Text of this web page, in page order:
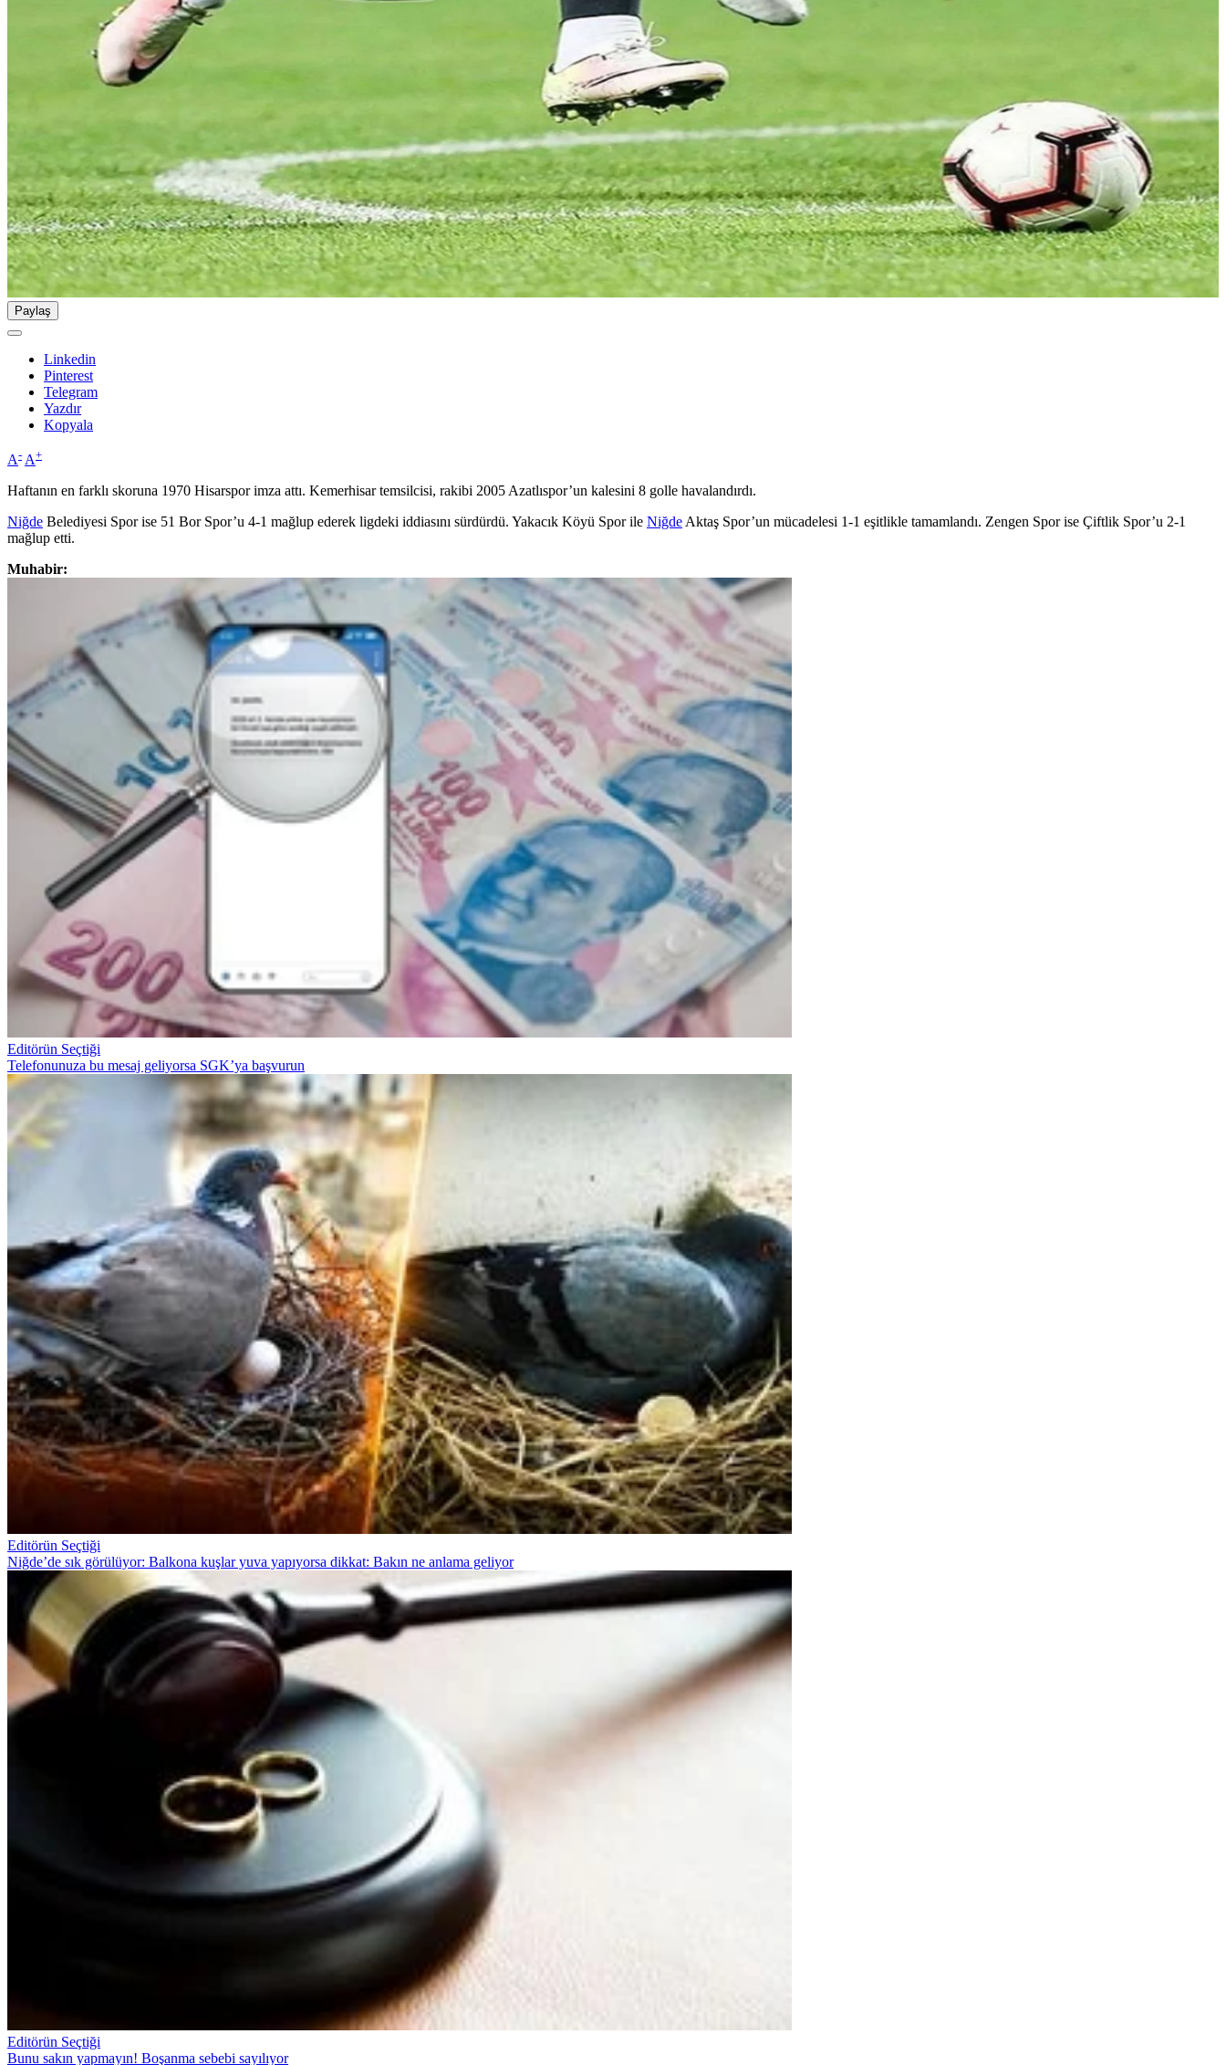
Paylaş
Linkedin
Pinterest
Telegram
Yazdır
Kopyala
A- A+
Haftanın en farklı skoruna 1970 Hisarspor imza attı. Kemerhisar temsilcisi, rakibi 2005 Azatlıspor’un kalesini 8 golle havalandırdı.
Niğde Belediyesi Spor ise 51 Bor Spor’u 4-1 mağlup ederek ligdeki iddiasını sürdürdü. Yakacık Köyü Spor ile NiğdeAktaş Spor’un mücadelesi 1-1 eşitlikle tamamlandı. Zengen Spor ise Çiftlik Spor’u 2-1
mağlup etti.
Muhabir:
Editörün Seçtiği
Telefonunuza bu mesaj geliyorsa SGK’ya başvurun
Editörün Seçtiği
Niğde’de sık görülüyor: Balkona kuşlar yuva yapıyorsa dikkat: Bakın ne anlama geliyor
Editörün Seçtiği
Bunu sakın yapmayın! Boşanma sebebi sayılıyor